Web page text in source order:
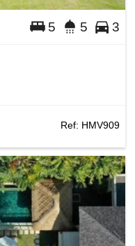
5 5 3
Ref: HMV909